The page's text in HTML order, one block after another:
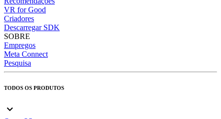
VR for Good
Criadores
Descarregar SDK
SOBRE
Empregos
Meta Connect
Pesquisa
TODOS OS PRODUTOS